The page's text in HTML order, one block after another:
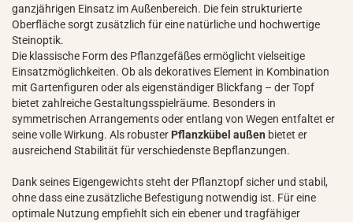
ganzjährigen Einsatz im Außenbereich. Die fein strukturierte
Oberfläche sorgt zusätzlich für eine natürliche und hochwertige
Steinoptik.
Die klassische Form des Pflanzgefäßes ermöglicht vielseitige
Einsatzmöglichkeiten. Ob als dekoratives Element in Kombination
mit Gartenfiguren oder als eigenständiger Blickfang – der Topf
bietet zahlreiche Gestaltungsspielräume. Besonders in
symmetrischen Arrangements oder entlang von Wegen entfaltet er
seine volle Wirkung. Als robuster Pflanzkübel außen bietet er
ausreichend Stabilität für verschiedenste Bepflanzungen.
Dank seines Eigengewichts steht der Pflanztopf sicher und stabil,
ohne dass eine zusätzliche Befestigung notwendig ist. Für eine
optimale Nutzung empfiehlt sich ein ebener und tragfähiger